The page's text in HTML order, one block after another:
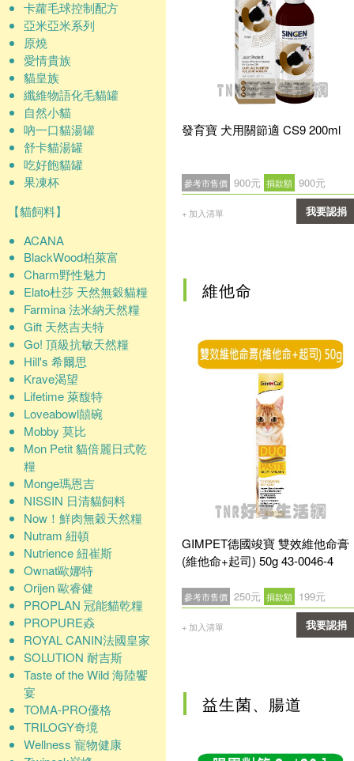
卡蘿毛球控制配方
亞米亞米系列
原燒
愛情貴族
貓皇族
纖維物語化毛貓罐
自然小貓
吶一口貓湯罐
舒卡貓湯罐
吃好飽貓罐
果凍杯
【貓飼料】
ACANA
BlackWood柏萊富
Charm野性魅力
Elato杜莎 天然無穀貓糧
Farmina 法米納天然糧
Gift 天然吉夫特
Go! 頂級抗敏天然糧
Hill's 希爾思
Krave渴望
Lifetime 萊馥特
Loveabowl囍碗
Mobby 莫比
Mon Petit 貓倍麗日式乾
糧
Monge瑪恩吉
NISSIN 日清貓飼料
Now！鮮肉無穀天然糧
Nutram 紐頓
Nutrience 紐崔斯
Ownat歐娜特
Orijen 歐睿健
PROPLAN 冠能貓乾糧
PROPURE猋
ROYAL CANIN法國皇家
SOLUTION 耐吉斯
Taste of the Wild 海陸饗
宴
TOMA-PRO優格
TRILOGY奇境
Wellness 寵物健康
發育寶 犬用關節適 CS9 200ml
參考市售價 900元 捐款額 900元
+ 加入清單 我要認捐
維他命
GIMPET德國竣寶 雙效維他命膏
(維他命+起司) 50g 43-0046-4
參考市售價 250元 捐款額 199元
+ 加入清單 我要認捐
益生菌、腸道